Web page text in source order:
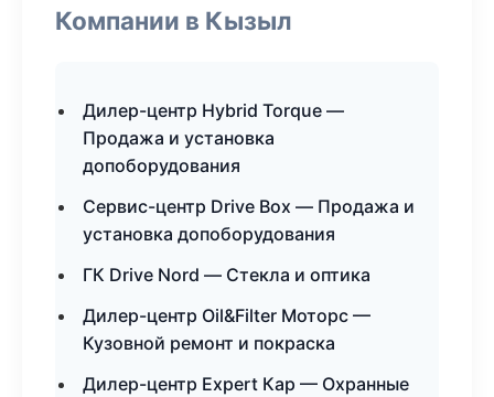
Компании в Кызыл
Дилер-центр Hybrid Torque —
Продажа и установка
допоборудования
Сервис-центр Drive Box — Продажа и
установка допоборудования
ГК Drive Nord — Стекла и оптика
Дилер-центр Oil&Filter Моторс —
Кузовной ремонт и покраска
Дилер-центр Expert Кар — Охранные